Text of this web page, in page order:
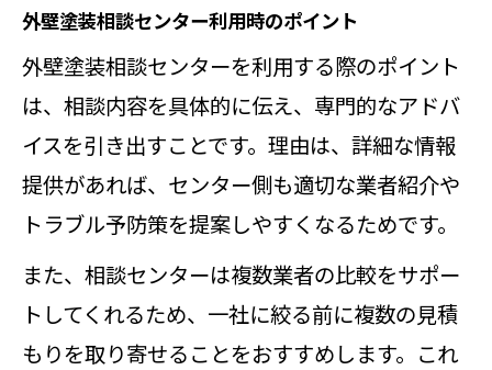
外壁塗装相談センター利用時のポイント
外壁塗装相談センターを利用する際のポイント
は、相談内容を具体的に伝え、専門的なアドバ
イスを引き出すことです。理由は、詳細な情報
提供があれば、センター側も適切な業者紹介や
トラブル予防策を提案しやすくなるためです。
また、相談センターは複数業者の比較をサポー
トしてくれるため、一社に絞る前に複数の見積
もりを取り寄せることをおすすめします。これ